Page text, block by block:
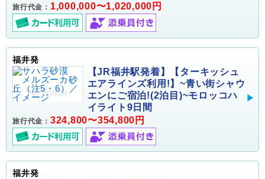
旅行代金： 1,000,000〜1,020,000円
福井発
【JR福井駅発着】【ターキッシュ
エアラインズ利用!】~青い街シャウ
エンにご宿泊!(2泊目)~モロッコハ
イライト9日間
旅行代金： 324,800〜354,800円
福井発